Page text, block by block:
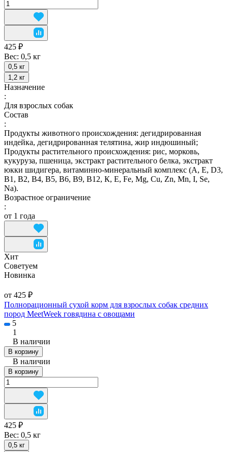
425 ₽
Вес: 0,5 кг
0,5 кг
1,2 кг
Назначение
:
Для взрослых собак
Состав
:
Продукты животного происхождения: дегидрированная
индейка, дегидрированная телятина, жир индюшиный;
Продукты растительного происхождения: рис, морковь,
кукуруза, пшеница, экстракт растительного белка, экстракт
юкки шидигера, витаминно-минеральный комплекс (А, E, D3,
В1, В2, В4, В5, В6, В9, В12, К, Е, Fe, Mg, Cu, Zn, Mn, I, Se,
Na).
Возрастное ограничение
:
от 1 года
Хит
Советуем
Новинка
от 425 ₽
Полнорационный сухой корм для взрослых собак средних
пород MeetWeek говядина с овощами
5
1
В наличии
В корзину
В наличии
В корзину
425 ₽
Вес: 0,5 кг
0,5 кг